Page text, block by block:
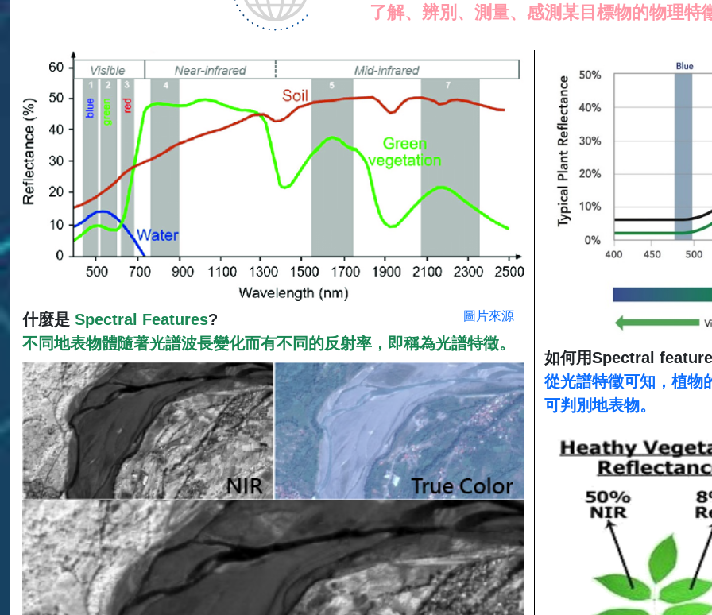
了解、辨別、測量、感測某目標物的物理特
圖片來源
什麼是 Spectral Features?
不同地表物體隨著光譜波長變化而有不同的反射率，即稱為光譜特徵。
如何用Spectral
從光譜特徵可知，植物
可判別地表物。